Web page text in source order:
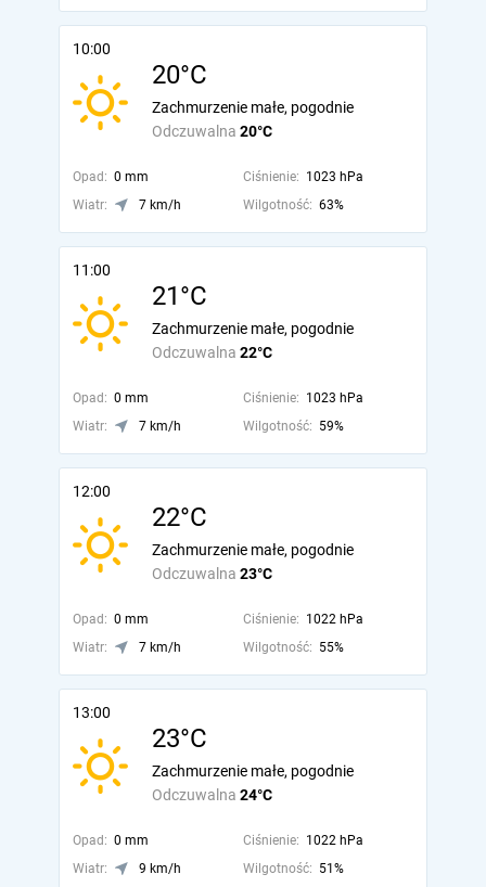
10:00
20°C
Odczuwalna 20°C
Zachmurzenie małe, pogodnie
Opad: 0 mm Ciśnienie: 1023 hPa
Wiatr:
7 km/h Wilgotność: 63%
11:00
21°C
Odczuwalna 22°C
Zachmurzenie małe, pogodnie
Opad: 0 mm Ciśnienie: 1023 hPa
Wiatr:
7 km/h Wilgotność: 59%
12:00
22°C
Odczuwalna 23°C
Zachmurzenie małe, pogodnie
Opad: 0 mm Ciśnienie: 1022 hPa
Wiatr:
7 km/h Wilgotność: 55%
13:00
23°C
Odczuwalna 24°C
Zachmurzenie małe, pogodnie
Opad: 0 mm Ciśnienie: 1022 hPa
Wiatr:
9 km/h Wilgotność: 51%